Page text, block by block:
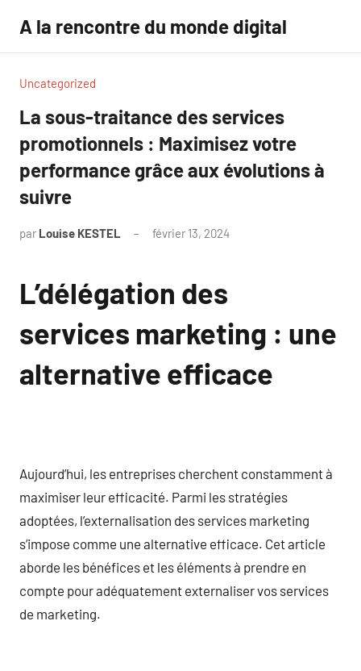
contenu
A la rencontre du monde digital
Uncategorized
La sous-traitance des services
promotionnels : Maximisez votre
performance grâce aux évolutions à
suivre
par Louise KESTEL février 13, 2024
L’délégation des
services marketing : une
alternative efficace
Aujourd’hui, les entreprises cherchent constamment à
maximiser leur efficacité. Parmi les stratégies
adoptées, l’externalisation des services marketing
s’impose comme une alternative efficace. Cet article
aborde les bénéfices et les éléments à prendre en
compte pour adéquatement externaliser vos services
de marketing.